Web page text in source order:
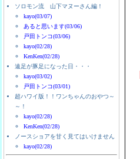
ソロモン流 山下マヌーさん編！
kayo(03/07)
あると思います(03/06)
戸田トンコ(03/06)
kayo(02/28)
KenKen(02/28)
遠足が豚足になった日・・・
kayo(03/02)
戸田トンコ(03/01)
超ハワイ版！！ワンちゃんのおやつ～
～！
kayo(02/28)
KenKen(02/28)
ノースショアを甘く見てはいけません
kayo(02/28)